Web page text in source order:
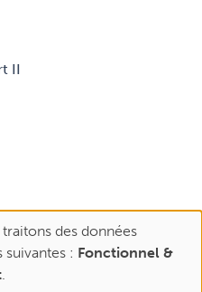
II
des données
: Fonctionnel &
.